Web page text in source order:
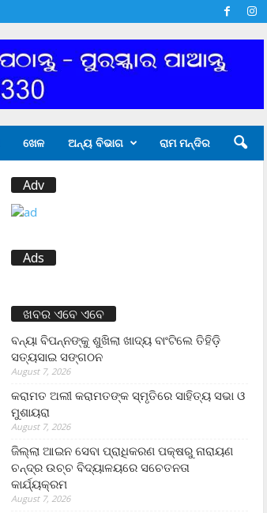
ଖେଳ ଅନ୍ୟ ବିଭାଗ ରାମ ମନ୍ଦିର
Adv
Ads
ଖବର ଏବେ ଏବେ
ବନ୍ୟା ବିପନ୍ନଙ୍କୁ ଶୁଖିଲା ଖାଦ୍ୟ ବାଂଟିଲେ ତିହିଡି଼
ସତ୍ୟସାଇ ସଙ୍ଗଠନ
August 7, 2026
କରାମତ ଅଲୀ କରାମତଙ୍କ ସ୍ମୃତିରେ ସାହିତ୍ୟ ସଭା ଓ
ମୁଶାୟରା
August 7, 2026
ଜିଲ୍ଲା ଆଇନ ସେବା ପ୍ରାଧିକରଣ ପକ୍ଷରୁ ନାରାୟଣ
ଚନ୍ଦ୍ର ଉଚ୍ଚ ବିଦ୍ୟାଳୟରେ ସଚେତନତା
କାର୍ଯ୍ୟକ୍ରମ
August 7, 2026